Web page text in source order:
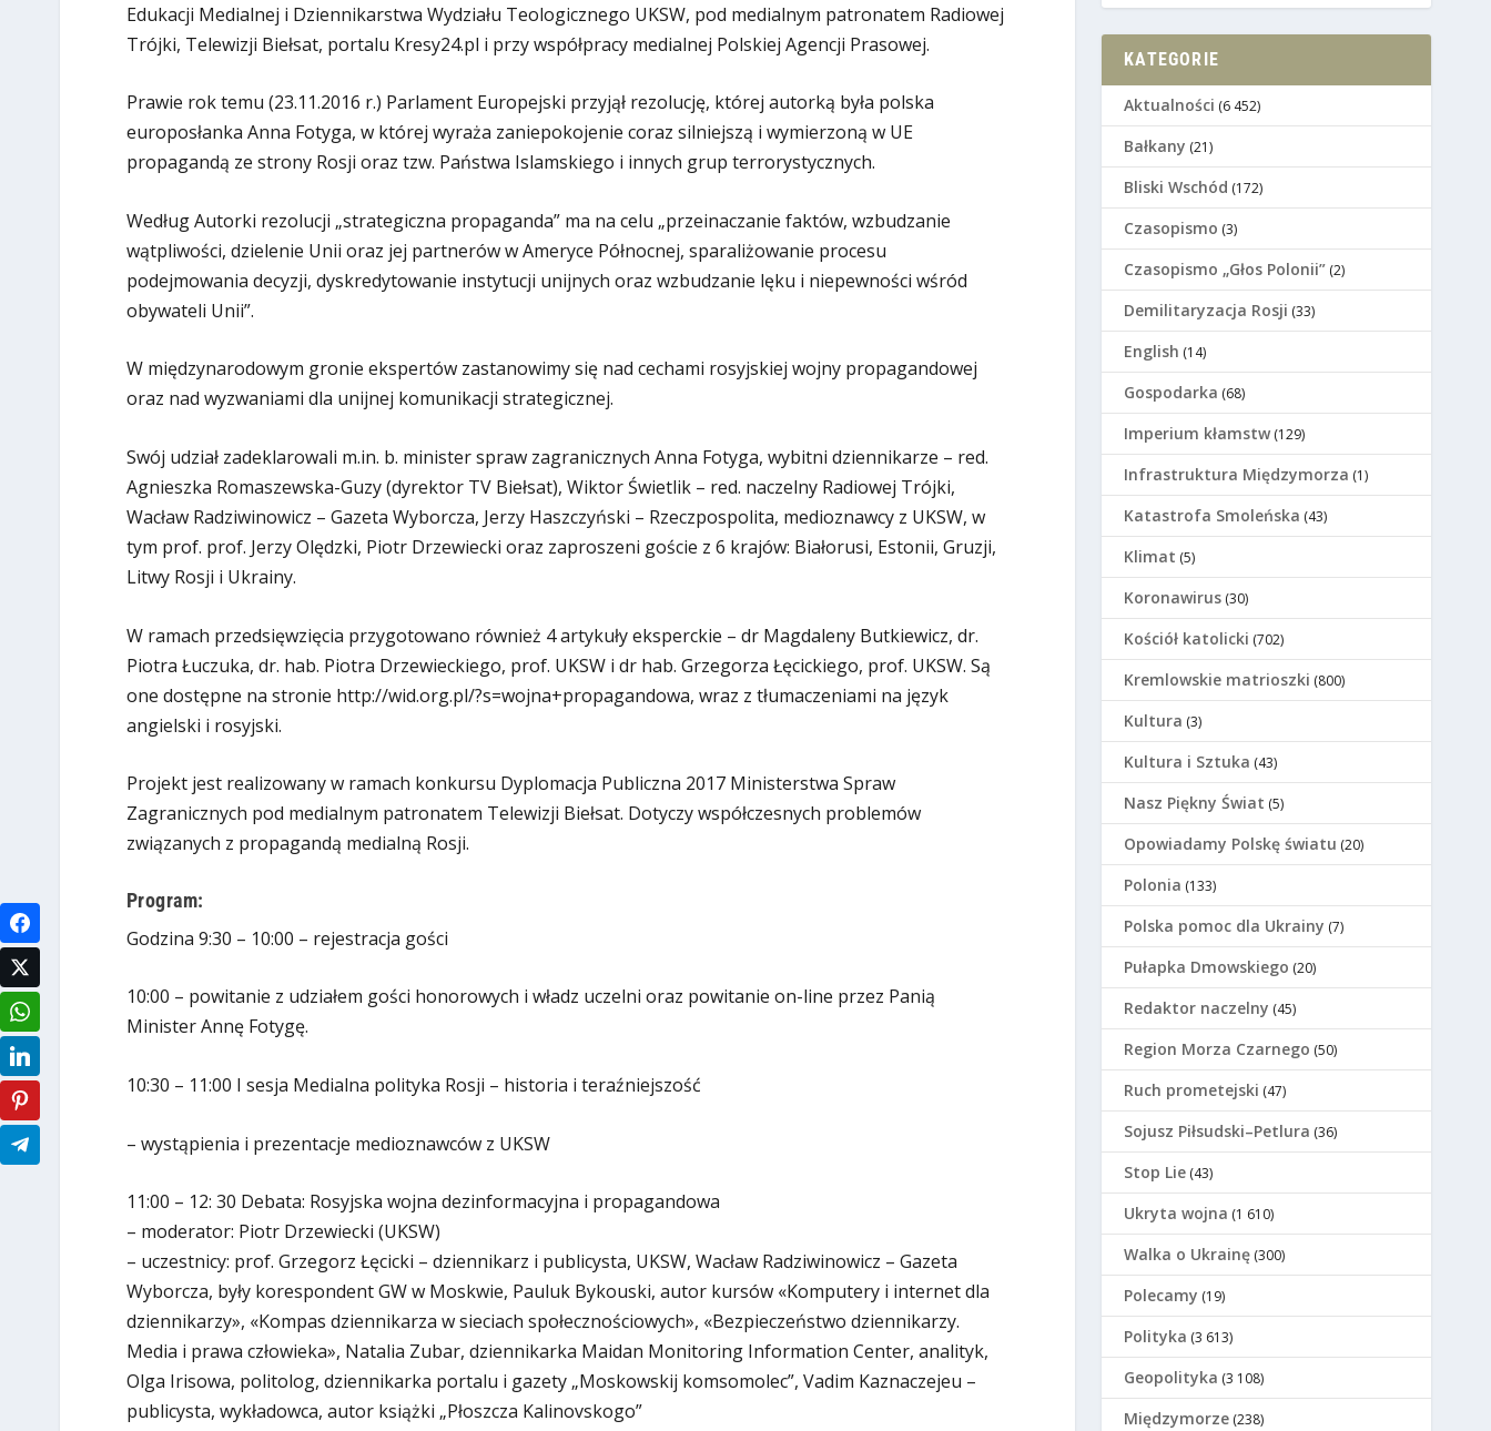
Edukacji Medialnej i Dziennikarstwa Wydziału Teologicznego UKSW, pod medialnym patronatem Radiowej
Trójki, Telewizji Biełsat, portalu Kresy24.pl i przy współpracy medialnej Polskiej Agencji Prasowej.
Prawie rok temu (23.11.2016 r.) Parlament Europejski przyjął rezolucję, której autorką była polska
europosłanka Anna Fotyga, w której wyraża zaniepokojenie coraz silniejszą i wymierzoną w UE
propagandą ze strony Rosji oraz tzw. Państwa Islamskiego i innych grup terrorystycznych.
Według Autorki rezolucji „strategiczna propaganda” ma na celu „przeinaczanie faktów, wzbudzanie
wątpliwości, dzielenie Unii oraz jej partnerów w Ameryce Północnej, sparaliżowanie procesu
podejmowania decyzji, dyskredytowanie instytucji unijnych oraz wzbudzanie lęku i niepewności wśród
obywateli Unii”.
W międzynarodowym gronie ekspertów zastanowimy się nad cechami rosyjskiej wojny propagandowej
oraz nad wyzwaniami dla unijnej komunikacji strategicznej.
Swój udział zadeklarowali m.in. b. minister spraw zagranicznych Anna Fotyga, wybitni dziennikarze – red.
Agnieszka Romaszewska-Guzy (dyrektor TV Biełsat), Wiktor Świetlik – red. naczelny Radiowej Trójki,
Wacław Radziwinowicz – Gazeta Wyborcza, Jerzy Haszczyński – Rzeczpospolita, medioznawcy z UKSW, w
tym prof. prof. Jerzy Olędzki, Piotr Drzewiecki oraz zaproszeni goście z 6 krajów: Białorusi, Estonii, Gruzji,
Litwy Rosji i Ukrainy.
W ramach przedsięwzięcia przygotowano również 4 artykuły eksperckie – dr Magdaleny Butkiewicz, dr.
Piotra Łuczuka, dr. hab. Piotra Drzewieckiego, prof. UKSW i dr hab. Grzegorza Łęcickiego, prof. UKSW. Są
one dostępne na stronie http://wid.org.pl/?s=wojna+propagandowa, wraz z tłumaczeniami na język
angielski i rosyjski.
Projekt jest realizowany w ramach konkursu Dyplomacja Publiczna 2017 Ministerstwa Spraw
Zagranicznych pod medialnym patronatem Telewizji Biełsat. Dotyczy współczesnych problemów
związanych z propagandą medialną Rosji.
Program:
Godzina 9:30 – 10:00 – rejestracja gości
10:00 – powitanie z udziałem gości honorowych i władz uczelni oraz powitanie on-line przez Panią
Minister Annę Fotygę.
10:30 – 11:00 I sesja Medialna polityka Rosji – historia i teraźniejszość
– wystąpienia i prezentacje medioznawców z UKSW
11:00 – 12: 30 Debata: Rosyjska wojna dezinformacyjna i propagandowa
– moderator: Piotr Drzewiecki (UKSW)
– uczestnicy: prof. Grzegorz Łęcicki – dziennikarz i publicysta, UKSW, Wacław Radziwinowicz – Gazeta
Wyborcza, były korespondent GW w Moskwie, Pauluk Bykouski, autor kursów «Komputery i internet dla
dziennikarzy», «Kompas dziennikarza w sieciach społecznościowych», «Bezpieczeństwo dziennikarzy.
Media i prawa człowieka», Natalia Zubar, dziennikarka Maidan Monitoring Information Center, analityk,
Olga Irisowa, politolog, dziennikarka portalu i gazety „Moskowskij komsomolec”, Vadim Kaznaczejeu –
publicysta, wykładowca, autor książki „Płoszcza Kalinovskogo”
KATEGORIE
Aktualności (6 452)
Bałkany (21)
Bliski Wschód (172)
Czasopismo (3)
Czasopismo „Głos Polonii” (2)
Demilitaryzacja Rosji (33)
English (14)
Gospodarka (68)
Imperium kłamstw (129)
Infrastruktura Międzymorza (1)
Katastrofa Smoleńska (43)
Klimat (5)
Koronawirus (30)
Kościół katolicki (702)
Kremlowskie matrioszki (800)
Kultura (3)
Kultura i Sztuka (43)
Nasz Piękny Świat (5)
Opowiadamy Polskę światu (20)
Polonia (133)
Polska pomoc dla Ukrainy (7)
Pułapka Dmowskiego (20)
Redaktor naczelny (45)
Region Morza Czarnego (50)
Ruch prometejski (47)
Sojusz Piłsudski–Petlura (36)
Stop Lie (43)
Ukryta wojna (1 610)
Walka o Ukrainę (300)
Polecamy (19)
Polityka (3 613)
Geopolityka (3 108)
Międzymorze (238)